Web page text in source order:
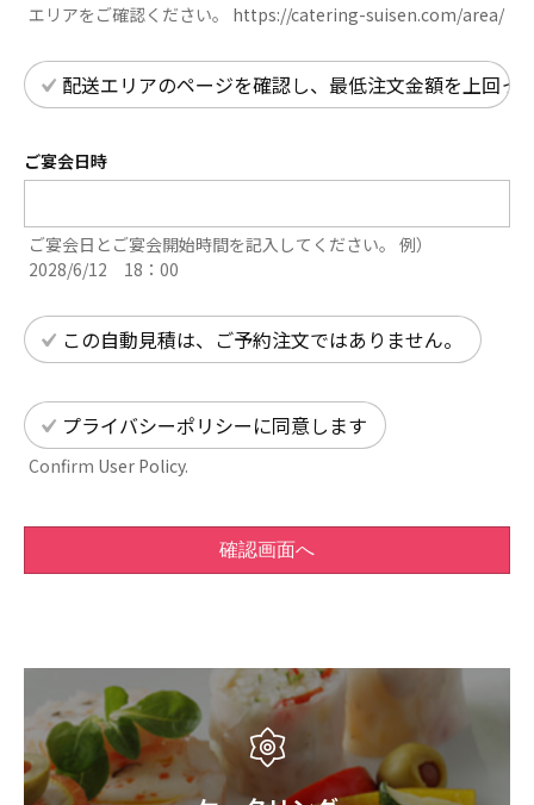
エリアをご確認ください。 https://catering-suisen.com/area/
配送エリアのページを確認し、最低注文金額を上回っ
ご宴会日時
ご宴会日とご宴会開始時間を記入してください。 例）
2028/6/12 18：00
この自動見積は、ご予約注文ではありません。
プライバシーポリシーに同意します
Confirm User Policy.
確認画面へ